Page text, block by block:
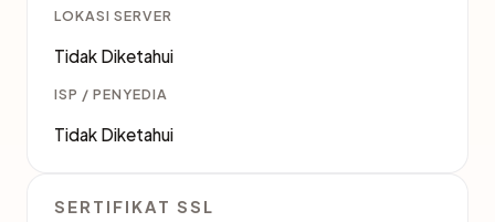
LOKASI SERVER
Tidak Diketahui
ISP / PENYEDIA
Tidak Diketahui
SERTIFIKAT SSL